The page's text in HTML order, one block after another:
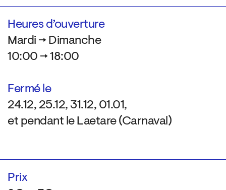
Heures d’ouverture
Mardi → Dimanche
10:00 → 18:00
Fermé le
24.12, 25.12, 31.12, 01.01,
et pendant le Laetare (Carnaval)
Prix